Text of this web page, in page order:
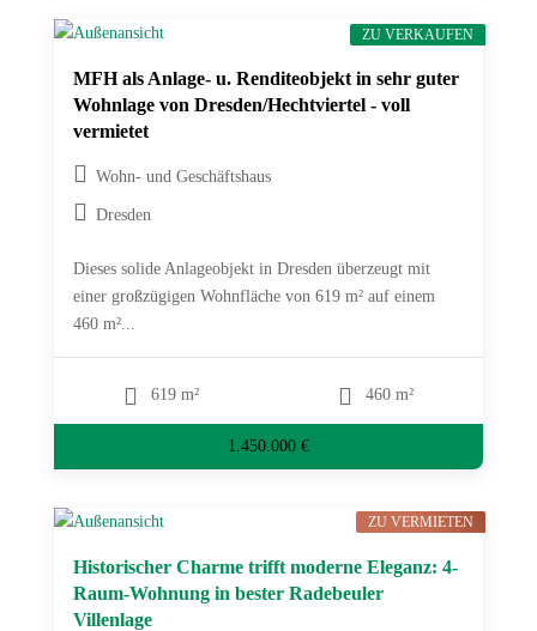
MFH als Anlage- u. Renditeobjekt in sehr guter
Wohnlage von Dresden/Hechtviertel - voll
vermietet
Wohn- und Geschäftshaus
Dresden
Dieses solide Anlageobjekt in Dresden überzeugt mit
einer großzügigen Wohnfläche von 619 m² auf einem
460 m²...
619 m² 460 m²
1.450.000 €
ZU VERKAUFEN
Historischer Charme trifft moderne Eleganz: 4-
Raum-Wohnung in bester Radebeuler
Villenlage
ZU VERMIETEN